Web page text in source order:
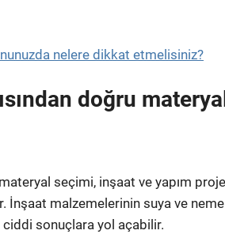
nelere dikkat etmelisiniz?
doğru
seçimi, inşaat ve yapım
malzemelerinin suya ve neme
sonuçlara yol açabilir.